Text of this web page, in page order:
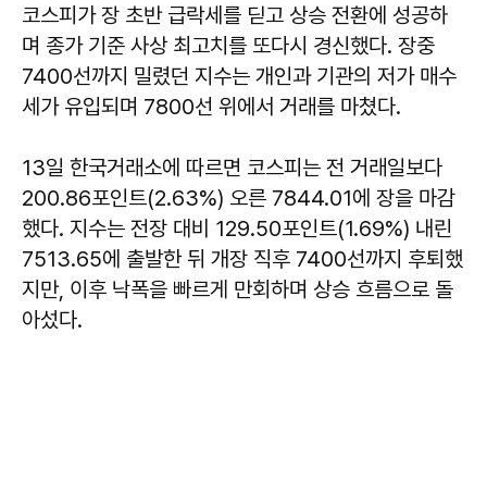
코스피가 장 초반 급락세를 딛고 상승 전환에 성공하
며 종가 기준 사상 최고치를 또다시 경신했다. 장중
7400선까지 밀렸던 지수는 개인과 기관의 저가 매수
세가 유입되며 7800선 위에서 거래를 마쳤다.
13일 한국거래소에 따르면 코스피는 전 거래일보다
200.86포인트(2.63%) 오른 7844.01에 장을 마감
했다. 지수는 전장 대비 129.50포인트(1.69%) 내린
7513.65에 출발한 뒤 개장 직후 7400선까지 후퇴했
지만, 이후 낙폭을 빠르게 만회하며 상승 흐름으로 돌
아섰다.